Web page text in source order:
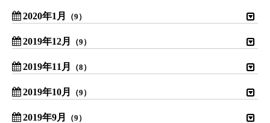
2020年1月 （9）
2019年12月 （9）
2019年11月 （8）
2019年10月 （9）
2019年9月 （9）